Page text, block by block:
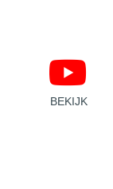
BEKIJK